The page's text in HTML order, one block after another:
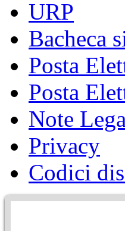
URP
Bacheca
Posta
Posta
Note
Privacy
Codici